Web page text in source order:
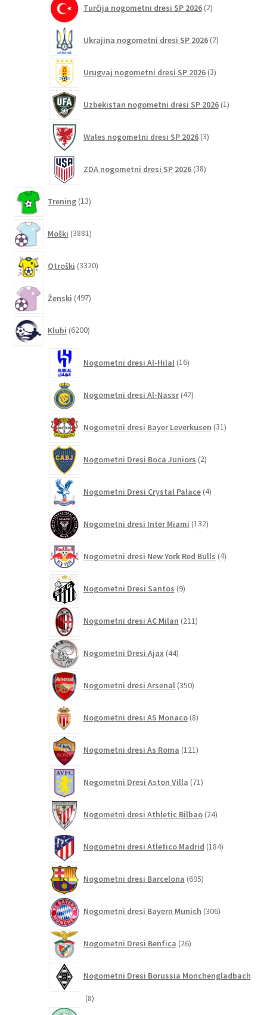
Turčija nogometni dresi SP 2026 2izdelka
Ukrajina nogometni dresi SP 2026 2izdelka
Urugvaj nogometni dresi SP 2026 3izdelki
Uzbekistan nogometni dresi SP 2026 1izdelek
Wales nogometni dresi SP 2026 3izdelki
ZDA nogometni dresi SP 2026 38izdelkov
Trening 13izdelkov
Moški 3881izdelkov
Otroški 3320izdelkov
Ženski 497izdelkov
Klubi 6200izdelkov
Nogometni dresi Al-Hilal 16izdelkov
Nogometni dresi Al-Nassr 42izdelkov
Nogometni dresi Bayer Leverkusen 31izdelkov
Nogometni Dresi Boca Juniors 2izdelka
Nogometni Dresi Crystal Palace 4izdelki
Nogometni dresi Inter Miami 132izdelkov
Nogometni dresi New York Red Bulls 4izdelki
Nogometni Dresi Santos 9izdelkov
Nogometni dresi AC Milan 211izdelkov
Nogometni Dresi Ajax 44izdelkov
Nogometni dresi Arsenal 350izdelkov
Nogometni dresi AS Monaco 8izdelkov
Nogometni dresi As Roma 121izdelkov
Nogometni Dresi Aston Villa 71izdelkov
Nogometni dresi Athletic Bilbao 24izdelkov
Nogometni dresi Atletico Madrid 184izdelkov
Nogometni dresi Barcelona 695izdelkov
Nogometni dresi Bayern Munich 306izdelkov
Nogometni Dresi Benfica 26izdelkov
Nogometni Dresi Borussia Monchengladbach
88